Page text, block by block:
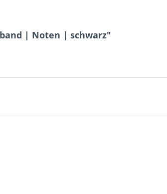
| Noten | schwarz"